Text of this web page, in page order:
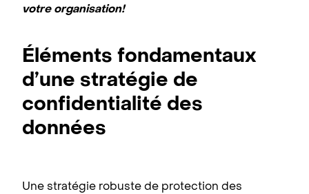
votre organisation!
Éléments fondamentaux
d’une stratégie de
confidentialité des
données
Une stratégie robuste de protection des